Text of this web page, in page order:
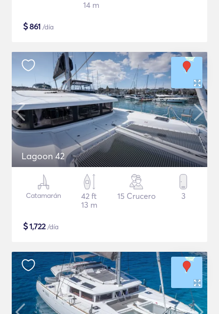
14 m
$861 /día
Lagoon 42
Catamarán
42 ft
13 m
15 Crucero 3
$1,722/día